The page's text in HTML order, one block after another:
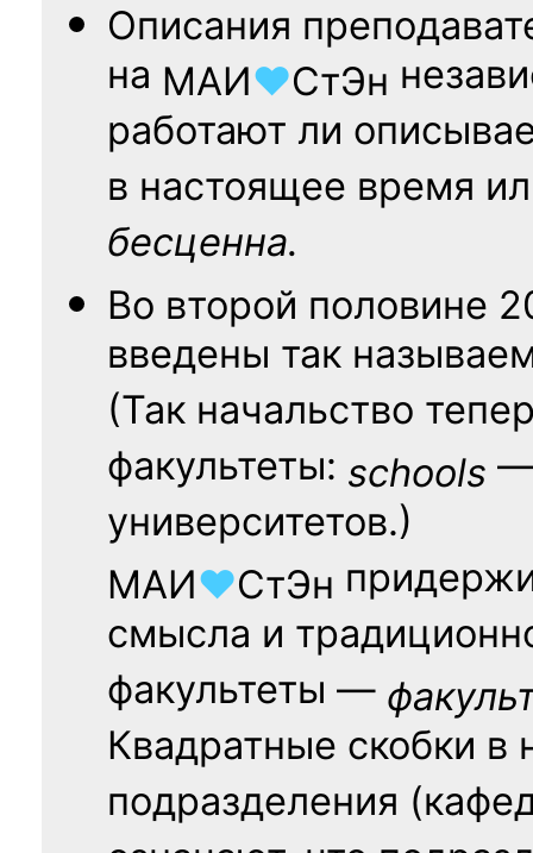
Описания
на МАИ♥СтЭн
работают ли
в настоящее время
бесценна.
Во второй половине
введены так
(Так начальство
факультеты: schools —
университетов.)
МАИ♥СтЭн
смысла и
факультеты —
Квадратные скобки в
подразделения